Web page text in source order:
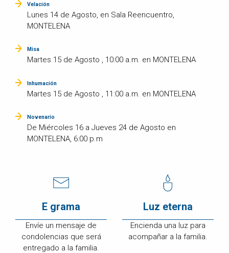
Velación
Lunes 14 de Agosto, en Sala Reencuentro,
MONTELENA
Misa
Martes 15 de Agosto , 10:00 a.m. en MONTELENA
Inhumación
Martes 15 de Agosto , 11:00 a.m. en MONTELENA
Novenario
De Miércoles 16 a Jueves 24 de Agosto en
MONTELENA, 6:00 p.m
E grama
Envíe un mensaje de
condolencias que será
entregado a la familia.
Luz eterna
Encienda una luz para
acompañar a la familia.